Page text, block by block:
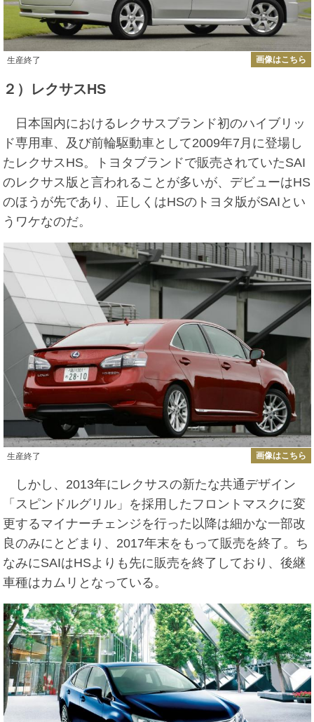
生産終了 画像はこちら
２）レクサスHS
日本国内におけるレクサスブランド初のハイブリッ
ド専用車、及び前輪駆動車として2009年7月に登場し
たレクサスHS。トヨタブランドで販売されていたSAI
のレクサス版と言われることが多いが、デビューはHS
のほうが先であり、正しくはHSのトヨタ版がSAIとい
うワケなのだ。
生産終了 画像はこちら
しかし、2013年にレクサスの新たな共通デザイン
「スピンドルグリル」を採用したフロントマスクに変
更するマイナーチェンジを行った以降は細かな一部改
良のみにとどまり、2017年末をもって販売を終了。ち
なみにSAIはHSよりも先に販売を終了しており、後継
車種はカムリとなっている。